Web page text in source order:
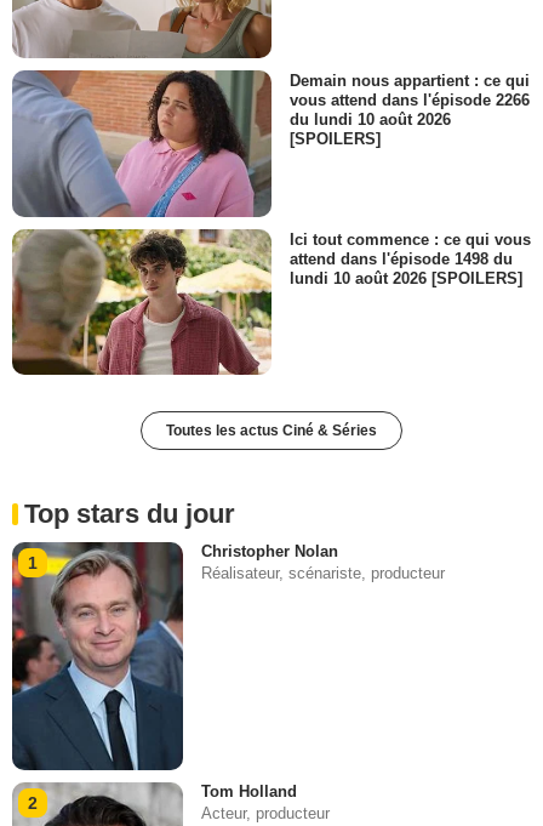
Demain nous appartient : ce qui
vous attend dans l'épisode 2266
du lundi 10 août 2026
[SPOILERS]
Ici tout commence : ce qui vous
attend dans l'épisode 1498 du
lundi 10 août 2026 [SPOILERS]
Toutes les actus Ciné & Séries
Top stars du jour
1
Christopher Nolan
Réalisateur, scénariste, producteur
2
Tom Holland
Acteur, producteur